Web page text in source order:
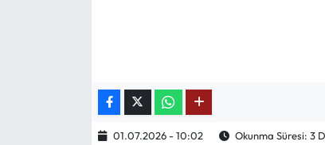
01.07.2026 - 10:02 Okunma Süresi: 3
ASTROLOJİ